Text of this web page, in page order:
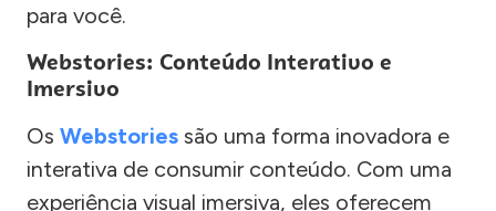
para você.
Webstories: Conteúdo Interativo e
Imersivo
Os Webstories são uma forma inovadora e
interativa de consumir conteúdo. Com uma
experiência visual imersiva, eles oferecem